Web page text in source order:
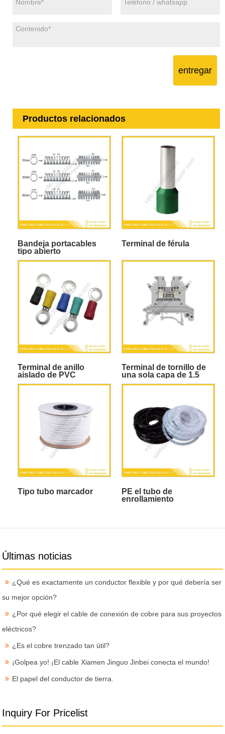
entregar
Productos relacionados
Bandeja portacables
tipo abierto
Terminal de férula
Terminal de anillo
aislado de PVC
Terminal de tornillo de
una sola capa de 1.5
mm²
Tipo tubo marcador
PE el tubo de
enrollamiento
Últimas noticias
¿Qué es exactamente un conductor flexible y por qué debería ser
su mejor opción?
¿Por qué elegir el cable de conexión de cobre para sus proyectos
eléctricos?
¿Es el cobre trenzado tan útil?
¡Golpea yo! ¡El cable Xiamen Jinguo Jinbei conecta el mundo!
El papel del conductor de tierra.
Inquiry For Pricelist